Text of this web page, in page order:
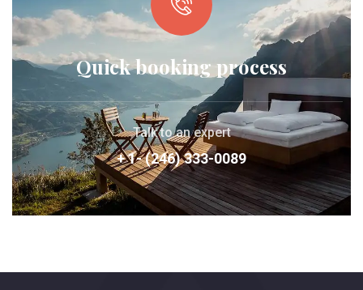
Quick booking process
Talk to an expert
+ 1- (246) 333-0089